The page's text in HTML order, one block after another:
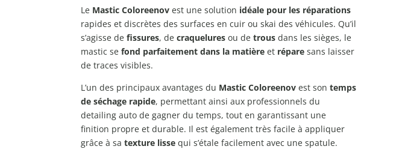
Le Mastic Coloreenov est une solution idéale pour les réparations
rapides et discrètes des surfaces en cuir ou skai des véhicules. Qu’il
s’agisse defissures, decraquelures ou detrous dans les sièges, le
mastic sefond parfaitement dans la matière et répare sans laisser
de traces visibles.
L’un des principaux avantages du Mastic Coloreenov est sontemps
de séchage rapide, permettant ainsi aux professionnels du
detailing auto de gagner du temps, tout en garantissant une
finition propre et durable. Il est également très facile à appliquer
grâce à satexture lisse qui s’étale facilement avec une spatule.